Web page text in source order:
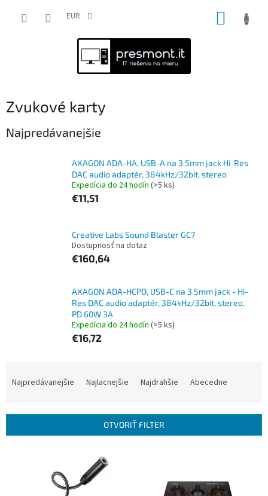
EUR
Zvukové karty
Najpredávanejšie
AXAGON ADA-HA, USB-A na 3.5mm jack Hi-Res
DAC audio adaptér, 384kHz/32bit, stereo
Expedícia do 24 hodín (>5 ks)
€11,51
Creative Labs Sound Blaster GC7
Dostupnosť na dotaz
€160,64
AXAGON ADA-HCPD, USB-C na 3.5mm jack - Hi-
Res DAC audio adaptér, 384kHz/32bit, stereo,
PD 60W 3A
Expedícia do 24 hodín (>5 ks)
€16,72
i
Najpredávanejšie Najlacnejšie Najdrahšie Abecedne
OTVORIŤ FILTER